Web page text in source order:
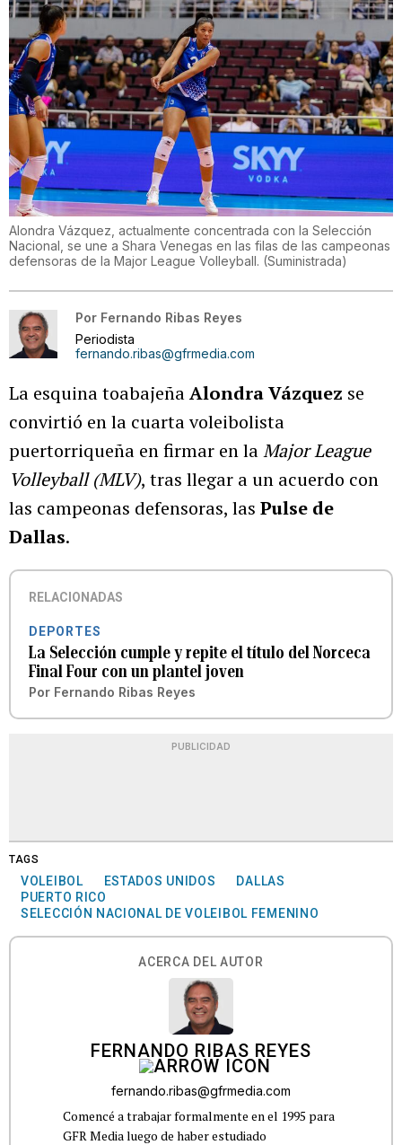
Alondra Vázquez, actualmente concentrada con la Selección
Nacional, se une a Shara Venegas en las filas de las campeonas
defensoras de la Major League Volleyball. (Suministrada)
Por Fernando Ribas Reyes
Periodista
fernando.ribas@gfrmedia.com
La esquina toabajeñaAlondra Vázquez se
convirtió en la cuarta voleibolista
puertorriqueña en firmar en laMajor League
Volleyball (MLV), tras llegar a un acuerdo con
las campeonas defensoras, las Pulse de
Dallas.
RELACIONADAS
DEPORTES
La Selección cumple y repite el título del Norceca
Final Four con un plantel joven
Por Fernando Ribas Reyes
PUBLICIDAD
TAGS
VOLEIBOL ESTADOS UNIDOS
DALLAS
PUERTO RICO
SELECCIÓN NACIONAL DE VOLEIBOL FEMENINO
ACERCA DEL AUTOR
FERNANDO RIBAS REYES
fernando.ribas@gfrmedia.com
Comencé a trabajar formalmente en el 1995 para
GFR Media luego de haber estudiado